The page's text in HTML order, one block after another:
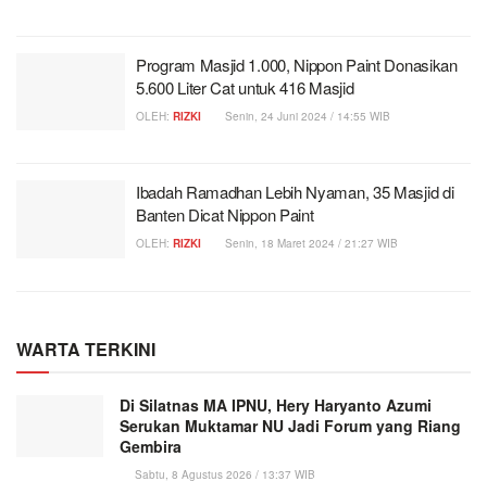
Program Masjid 1.000, Nippon Paint Donasikan
5.600 Liter Cat untuk 416 Masjid
OLEH: RIZKI Senin, 24 Juni 2024 / 14:55 WIB
Ibadah Ramadhan Lebih Nyaman, 35 Masjid di
Banten Dicat Nippon Paint
OLEH: RIZKI Senin, 18 Maret 2024 / 21:27 WIB
WARTA TERKINI
Di Silatnas MA IPNU, Hery Haryanto Azumi
Serukan Muktamar NU Jadi Forum yang Riang
Gembira
Sabtu, 8 Agustus 2026 / 13:37 WIB